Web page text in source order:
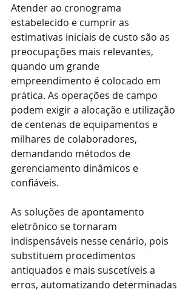
Atender ao cronograma
estabelecido e cumprir as
estimativas iniciais de custo são as
preocupações mais relevantes,
quando um grande
empreendimento é colocado em
prática. As operações de campo
podem exigir a alocação e utilização
de centenas de equipamentos e
milhares de colaboradores,
demandando métodos de
gerenciamento dinâmicos e
confiáveis.
As soluções de apontamento
eletrônico se tornaram
indispensáveis nesse cenário, pois
substituem procedimentos
antiquados e mais suscetíveis a
erros, automatizando determinadas